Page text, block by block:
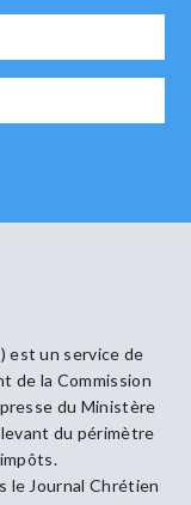
est un service de
de la Commission
du Ministère
du périmètre
le Journal Chrétien